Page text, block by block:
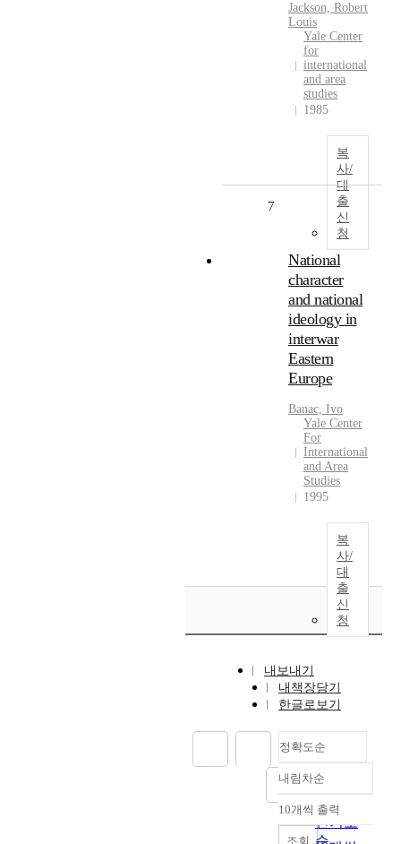
Jackson, Robert
Louis
Yale Center
for
international
and area
studies
1985
복
사/
대
출
신
청
7
National
character
and national
ideology in
interwar
Eastern
Europe
Banac, Ivo
Yale Center
For
International
and Area
Studies
1995
복
사/
대
출
신
청
내보내기
내책장담기
한글로보기
정확도순
정확도
순
인기도
내림차순
내림차순
10개씩 출력
조회